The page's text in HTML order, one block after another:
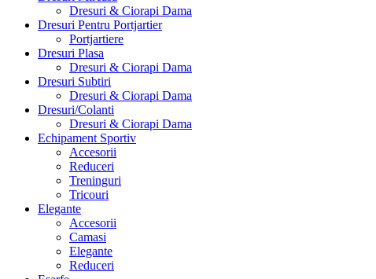
Dresuri & Ciorapi Dama
Dresuri Pentru Portjartier
Portjartiere
Dresuri Plasa
Dresuri & Ciorapi Dama
Dresuri Subtiri
Dresuri & Ciorapi Dama
Dresuri/Colanti
Dresuri & Ciorapi Dama
Echipament Sportiv
Accesorii
Reduceri
Treninguri
Tricouri
Elegante
Accesorii
Camasi
Elegante
Reduceri